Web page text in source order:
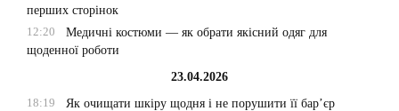
перших сторінок
12:20
Медичні костюми — як обрати якісний одяг для
щоденної роботи
23.04.2026
18:19
Як очищати шкіру щодня і не порушити її бар’єр